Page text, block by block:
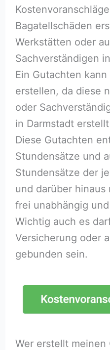
Bagatellschäden
Werkstätten oder
Sachverständigen
Ein Gutachten
erstellen, da diese
oder
in Darmstadt
Diese Gutachten
Stundensätze und
Stundensätze der
und darüber hinaus
frei unabhängig
Wichtig auch es
Versicherung oder
gebunden sein.
Wer erstellt meinen